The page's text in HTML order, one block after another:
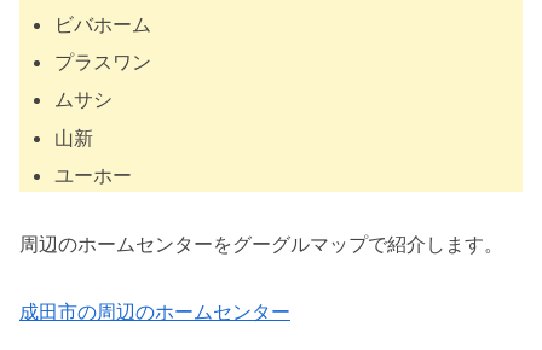
ビバホーム
プラスワン
ムサシ
山新
ユーホー
周辺のホームセンターをグーグルマップで紹介します。
成田市の周辺のホームセンター